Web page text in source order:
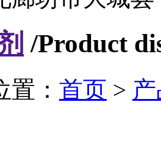
/Product
： 首页 >